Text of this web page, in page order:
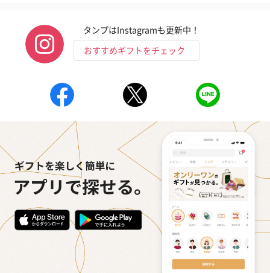
タンプはInstagramも更新中！
おすすめギフトをチェック